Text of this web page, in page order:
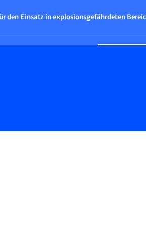
den Einsatz in explosionsgefährdeten